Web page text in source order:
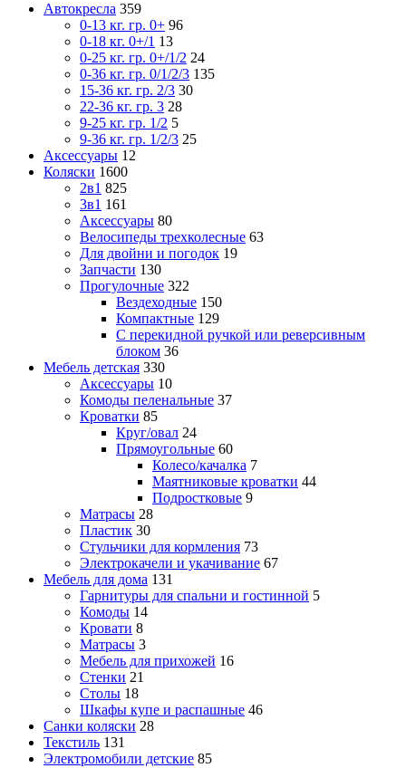
Автокресла 359
0-13 кг. гр. 0+ 96
0-18 кг. 0+/1 13
0-25 кг. гр. 0+/1/2 24
0-36 кг. гр. 0/1/2/3 135
15-36 кг. гр. 2/3 30
22-36 кг. гр. 3 28
9-25 кг. гр. 1/2 5
9-36 кг. гр. 1/2/3 25
Аксессуары 12
Коляски 1600
2в1 825
3в1 161
Аксессуары 80
Велосипеды трехколесные 63
Для двойни и погодок 19
Запчасти 130
Прогулочные 322
Вездеходные 150
Компактные 129
С перекидной ручкой или реверсивным
блоком 36
Мебель детская 330
Аксессуары 10
Комоды пеленальные 37
Кроватки 85
Круг/овал 24
Прямоугольные 60
Колесо/качалка 7
Маятниковые кроватки 44
Подростковые 9
Матрасы 28
Пластик 30
Стульчики для кормления 73
Электрокачели и укачивание 67
Мебель для дома 131
Гарнитуры для спальни и гостинной 5
Комоды 14
Кровати 8
Матрасы 3
Мебель для прихожей 16
Стенки 21
Столы 18
Шкафы купе и распашные 46
Санки коляски 28
Текстиль 131
Электромобили детские 85